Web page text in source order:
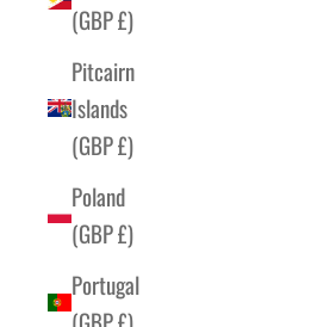
(GBP £)
Pitcairn
Islands
(GBP £)
Poland
(GBP £)
Portugal